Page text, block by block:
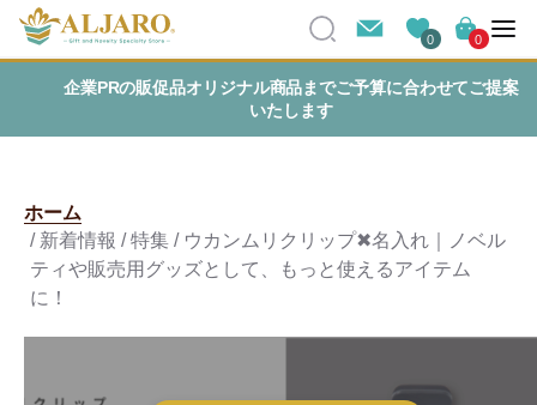
0 0
企業PRの販促品オリジナル商品までご予算に合わせてご提案
いたします
ホーム
/ 新着情報 / 特集 / ウカンムリクリップ✖名入れ｜ノベル
ティや販売用グッズとして、もっと使えるアイテム
に！